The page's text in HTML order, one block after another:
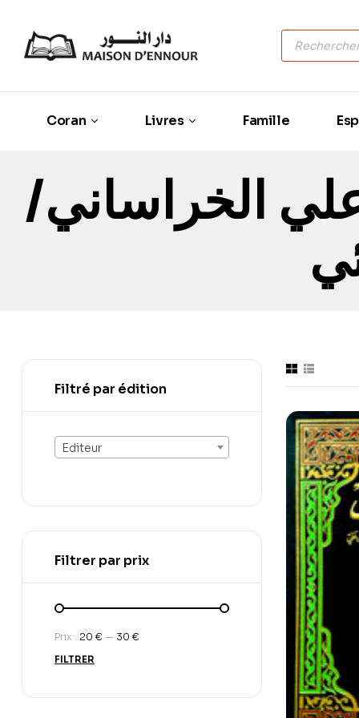
Coran Livres Famille
الخراساني/
Filtré par édition
Editeur
Filtrer par prix
FILTRER
Prix : 20 € — 30 €